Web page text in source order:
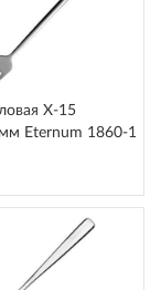
X-15
Eternum 1860-1